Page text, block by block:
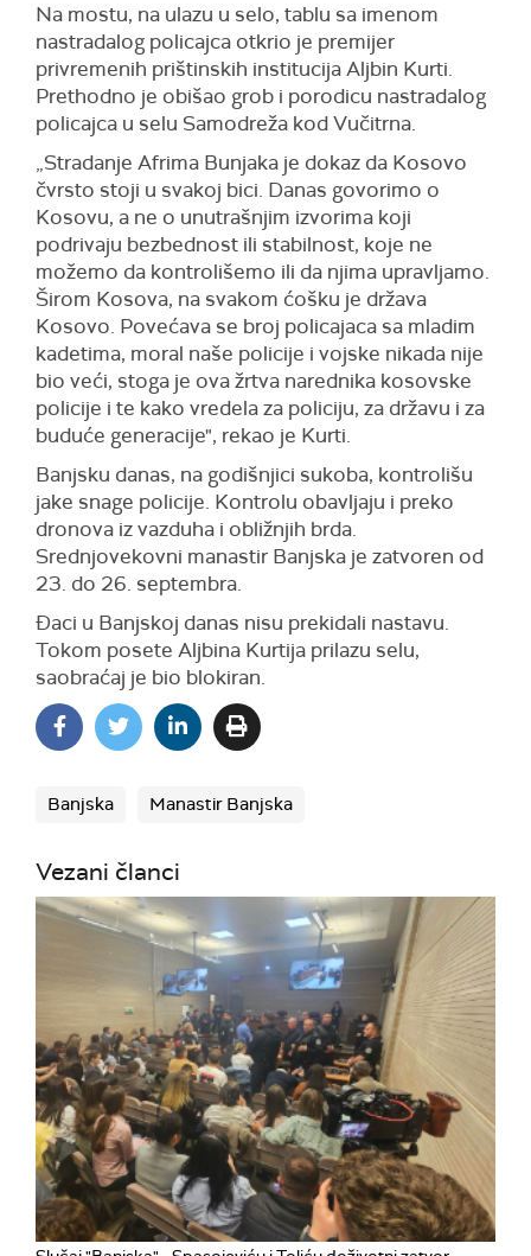
Na mostu, na ulazu u selo, tablu sa imenom
nastradalog policajca otkrio je premijer
privremenih prištinskih institucija Aljbin Kurti.
Prethodno je obišao grob i porodicu nastradalog
policajca u selu Samodreža kod Vučitrna.
„Stradanje Afrima Bunjaka je dokaz da Kosovo
čvrsto stoji u svakoj bici. Danas govorimo o
Kosovu, a ne o unutrašnjim izvorima koji
podrivaju bezbednost ili stabilnost, koje ne
možemo da kontrolišemo ili da njima upravljamo.
Širom Kosova, na svakom ćošku je država
Kosovo. Povećava se broj policajaca sa mladim
kadetima, moral naše policije i vojske nikada nije
bio veći, stoga je ova žrtva narednika kosovske
policije i te kako vredela za policiju, za državu i za
buduće generacije", rekao je Kurti.
Banjsku danas, na godišnjici sukoba, kontrolišu
jake snage policije. Kontrolu obavljaju i preko
dronova iz vazduha i obližnjih brda.
Srednjovekovni manastir Banjska je zatvoren od
23. do 26. septembra.
Đaci u Banjskoj danas nisu prekidali nastavu.
Tokom posete Aljbina Kurtija prilazu selu,
saobraćaj je bio blokiran.
Banjska Manastir Banjska
Vezani članci